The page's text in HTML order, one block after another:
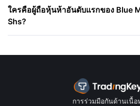
ใครคือผู้ถือหุ้นห้าอันดับแรกของ Blue
Shs?
การร่วมมือกันด้านเนื้อ